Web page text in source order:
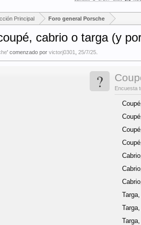
Principal Foro general Porsche
cabrio o targa (y
' comenzado porvictorj0301 ,25/7/25
? Encuesta